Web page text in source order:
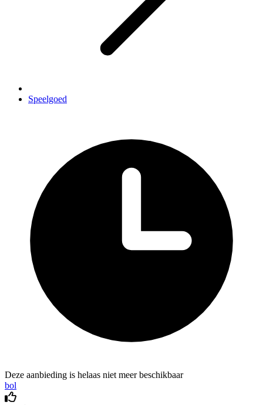
Speelgoed
Deze aanbieding is helaas niet meer beschikbaar
bol